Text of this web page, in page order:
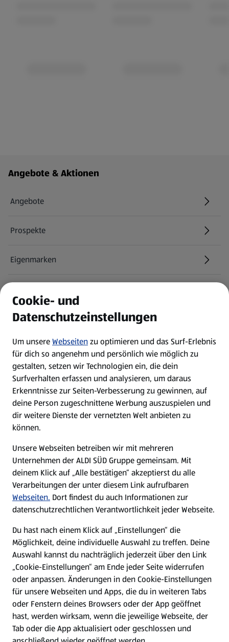
Fußzeilenmenü - weitere Links
Angebote & Aktionen
Angebote
Prospekte
Eigenmarken
Newsletter
WhatsApp
Über ALDI SÜD
Filialen
Nachhaltigkeit
Karriere
Presse
Hilfe & Kontakt
(öffnet in einem neuen Tab)
Unternehmen
Folge uns hier:
Cookie- und
Datenschutzeinstellungen
Um unsereWebseitenzu optimieren und das Surf-Erlebnis
für dich so angenehm und persönlich wie möglich zu
gestalten, setzen wir Technologien ein, die dein
Surfverhalten erfassen und analysieren, um daraus
Erkenntnisse zur Seiten-Verbesserung zu gewinnen, auf
deine Person zugeschnittene Werbung auszuspielen und
dir weitere Dienste der vernetzten Welt anbieten zu
können.
Unsere Webseiten betreiben wir mit mehreren
Unternehmen der ALDI SÜD Gruppe gemeinsam. Mit
deinem Klick auf „Alle bestätigen“ akzeptierst du alle
Verarbeitungen der unter diesem Link aufrufbaren
Webseiten. Dort findest du auch Informationen zur
datenschutzrechtlichen Verantwortlichkeit jeder Webseite.
Du hast nach einem Klick auf „Einstellungen“ die
Möglichkeit, deine individuelle Auswahl zu treffen. Deine
Auswahl kannst du nachträglich jederzeit über den Link
„Cookie-Einstellungen“ am Ende jeder Seite widerrufen
oder anpassen. Änderungen in den Cookie-Einstellungen
für unsere Webseiten und Apps, die du in weiteren Tabs
oder Fenstern deines Browsers oder der App geöffnet
hast, werden wirksam, wenn die jeweilige Webseite, der
Tab oder die App aktualisiert oder geschlossen und